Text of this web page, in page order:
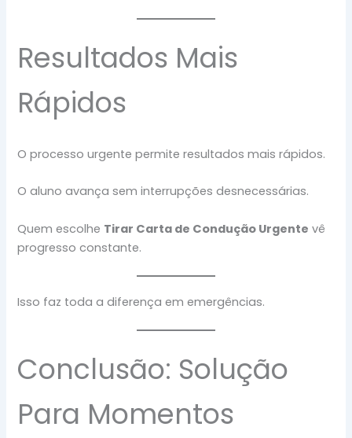
Resultados Mais
Rápidos
O processo urgente permite resultados mais rápidos.
O aluno avança sem interrupções desnecessárias.
Quem escolhe Tirar Carta de Condução Urgente vê
progresso constante.
Isso faz toda a diferença em emergências.
Conclusão: Solução
Para Momentos